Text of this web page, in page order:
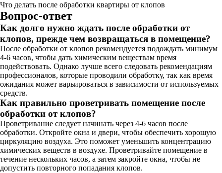
Что делать после обработки квартиры от клопов
Вопрос-ответ
Как долго нужно ждать после обработки от
клопов, прежде чем возвращаться в помещение?
После обработки от клопов рекомендуется подождать минимум
4-6 часов, чтобы дать химическим веществам время
подействовать. Однако лучше всего следовать рекомендациям
профессионалов, которые проводили обработку, так как время
ожидания может варьироваться в зависимости от используемых
средств.
Как правильно проветривать помещение после
обработки от клопов?
Проветривание следует начинать через 4-6 часов после
обработки. Откройте окна и двери, чтобы обеспечить хорошую
циркуляцию воздуха. Это поможет уменьшить концентрацию
химических веществ в воздухе. Проветривайте помещение в
течение нескольких часов, а затем закройте окна, чтобы не
допустить повторного попадания клопов.